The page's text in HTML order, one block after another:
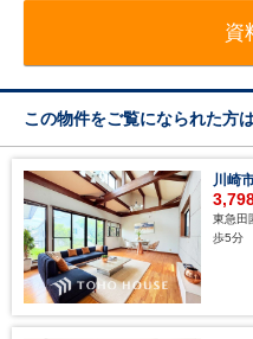
資
この物件をご覧になられた方
川崎
東急田
歩5分